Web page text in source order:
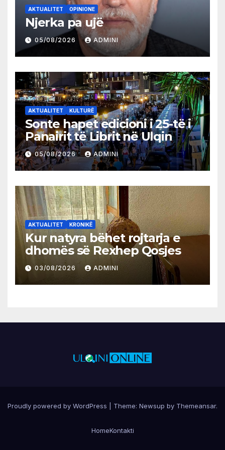
AKTUALITET OPINIONE
Njerka pa ujë
05/08/2026 ADMINI
AKTUALITET KULTURË
Sonte hapet edicioni i 25-të i
Panairit të Librit në Ulqin
05/08/2026 ADMINI
AKTUALITET KRONIKË
Kur natyra bëhet rojtarja e
dhomës së Rexhep Qosjes
03/08/2026 ADMINI
Proudly powered by WordPress Theme: Newsup by Themeansar.
HomeKontakti